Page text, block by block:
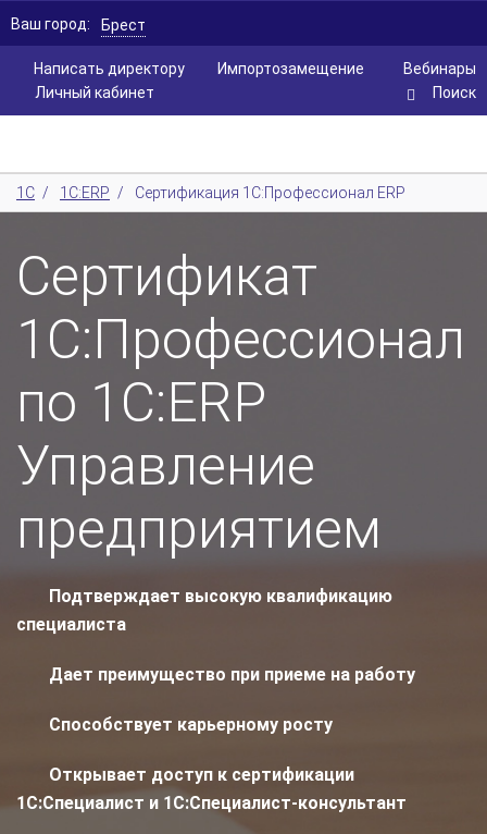
Написать директору Вебинары
Импортозамещение
Личный кабинет
Ваш город: Брест
Поиск
1С / 1С:ERP / Сертификация 1С:Профессионал ERP
Сертификат
1С:Профессионал
по 1С:ERP
Управление
предприятием
Подтверждает высокую квалификацию
специалиста
Дает преимущество при приеме на работу
Способствует карьерному росту
Открывает доступ к сертификации
1С:Специалист и 1С:Специалист-консультант